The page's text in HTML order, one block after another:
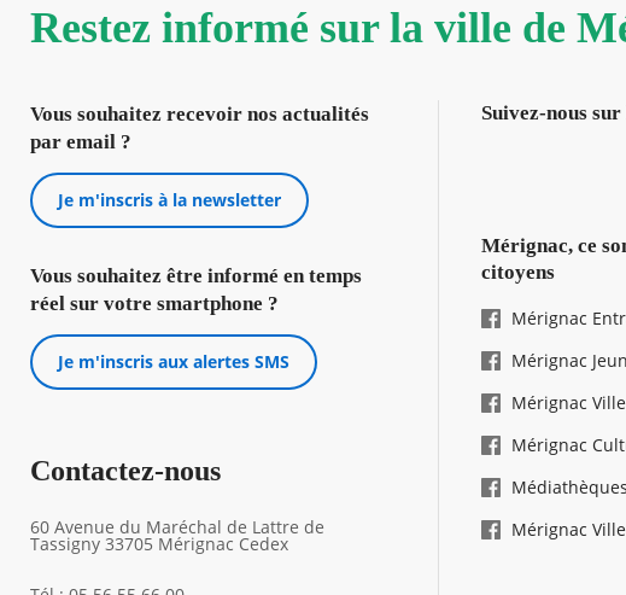
Restez informé sur la ville de
Vous souhaitez recevoir nos actualités
par email ?
Je m'inscris à la newsletter
Vous souhaitez être informé en temps
réel sur votre smartphone ?
Je m'inscris aux alertes SMS
Contactez-nous
60 Avenue du Maréchal de Lattre de
Tassigny 33705 Mérignac Cedex
Suivez-nous
Mérignac, ce
citoyens
Mérignac
Mérignac
Mérignac
Mérignac
Médiathèques
Mérignac